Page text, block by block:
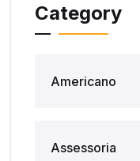
Category
Americano
Assessoria